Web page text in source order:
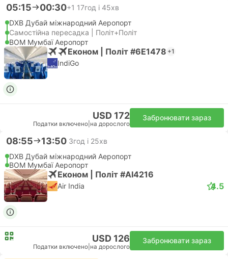
05:15 00:30+1 17год і 45хв
DXB Дубай міжнародний Аеропорт
Самостійна пересадка | Політ+Політ
BOM Мумбаї Аеропорт
Економ | Політ #6E1478 +1
IndiGo
USD 172
Податки включено на дорослого
Забронювати зараз
08:55 13:50 3год і 25хв
DXB Дубай міжнародний Аеропорт
BOM Мумбаї Аеропорт
Економ | Політ #AI4216
Air India 4.5
USD 126
Податки включено на дорослого
Забронювати зараз